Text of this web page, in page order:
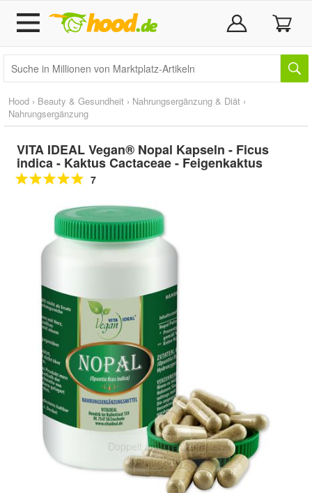
Hood › Beauty & Gesundheit › Nahrungsergänzung & Diät ›
Nahrungsergänzung
VITA IDEAL Vegan® Nopal Kapseln - Ficus
indica - Kaktus Cactaceae - Feigenkaktus
7
Doppelt antippen zum
vergrößern